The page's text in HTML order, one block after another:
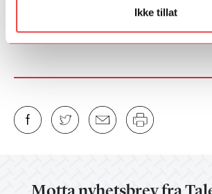
Ikke tillat